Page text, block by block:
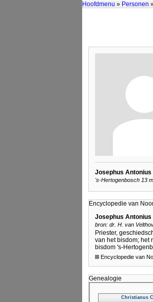
Hoofdmenu » Personen
Josephus Antonius
's-Hertogenbosch 13
Encyclopedie van
Josephus Antonius
bron: dr. H. van
Priester,
van het bisdom; het
bisdom 's-
Encyclopedie van
Genealogie